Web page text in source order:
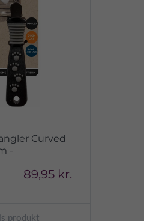
Curved
-
89,95 kr.
produkt